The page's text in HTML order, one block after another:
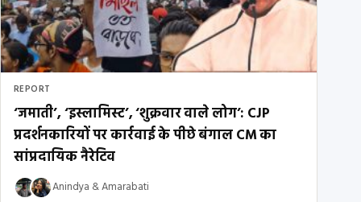
REPORT
‘जमाती’, ‘इस्लामिस्ट’, ‘शुक्रवार वाले लोग’: CJP
प्रदर्शनकारियों पर कार्रवाई के पीछे बंगाल CM का
सांप्रदायिक नैरेटिव
Anindya &Amarabati